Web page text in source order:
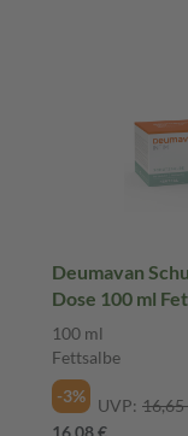
Deumavan
Dose 100 ml
100 ml
Fettsalbe
-3%
UVP: 16,65